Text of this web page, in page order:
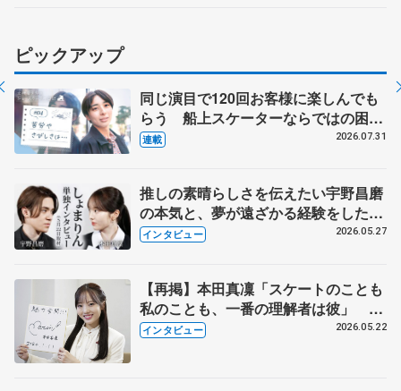
ピックアップ
同じ演目で120回お客様に楽しんでも
らう 船上スケーターならではの困難
とは 影響あったPIW前キャプテン松
連載 2026.07.31
推しの素晴らしさを伝えたい宇野昌磨
の本気と、夢が遠ざかる経験をした本
田真凜の覚悟
インタビュー 2026.05.27
【再掲】本田真凜「スケートのことも
私のことも、一番の理解者は彼」 引
退時の単独インタビューで語った競技
インタビュー 2026.05.22